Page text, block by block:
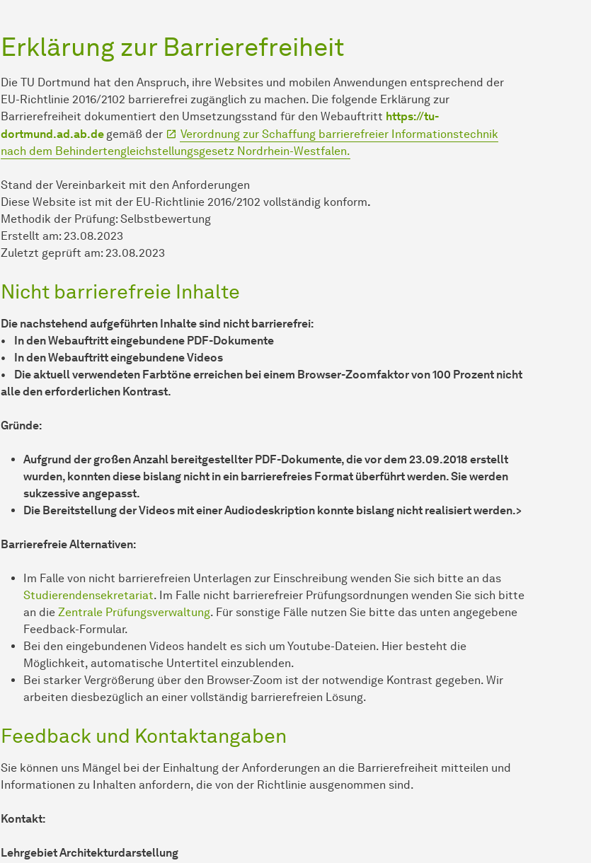
Erklärung zur Barrierefreiheit
Die TU Dortmund hat den Anspruch, ihre Websites und mobilen Anwendungen entsprechend der
EU-Richtlinie 2016/2102 barrierefrei zugänglich zu machen. Die folgende Erklärung zur
Barrierefreiheit dokumentiert den Umsetzungsstand für den Webauftritt https://tu-
dortmund.ad.ab.de gemäß der
Verordnung zur Schaffung barrierefreier Informationstechnik
nach dem Behindertengleichstellungsgesetz Nordrhein-Westfalen.
Stand der Vereinbarkeit mit den Anforderungen
Diese Website ist mit der EU-Richtlinie 2016/2102 vollständig konform.
Methodik der Prüfung: Selbstbewertung
Erstellt am: 23.08.2023
Zuletzt geprüft am: 23.08.2023
Nicht barrierefreie Inhalte
Die nachstehend aufgeführten Inhalte sind nicht barrierefrei:
• In den Webauftritt eingebundene PDF-Dokumente
• In den Webauftritt eingebundene Videos
• Die aktuell verwendeten Farbtöne erreichen bei einem Browser-Zoomfaktor von 100 Prozent nicht
alle den erforderlichen Kontrast.
Gründe:
Aufgrund der großen Anzahl bereitgestellter PDF-Dokumente, die vor dem 23.09.2018 erstellt
wurden, konnten diese bislang nicht in ein barrierefreies Format überführt werden. Sie werden
sukzessive angepasst.
Die Bereitstellung der Videos mit einer Audiodeskription konnte bislang nicht realisiert werden.>
Barrierefreie Alternativen:
Im Falle von nicht barrierefreien Unterlagen zur Einschreibung wenden Sie sich bitte an das
Studierendensekretariat. Im Falle nicht barrierefreier Prüfungsordnungen wenden Sie sich bitte
an die Zentrale Prüfungsverwaltung. Für sonstige Fälle nutzen Sie bitte das unten angegebene
Feedback-Formular.
Bei den eingebundenen Videos handelt es sich um Youtube-Dateien. Hier besteht die
Möglichkeit, automatische Untertitel einzublenden.
Bei starker Vergrößerung über den Browser-Zoom ist der notwendige Kontrast gegeben. Wir
arbeiten diesbezüglich an einer vollständig barrierefreien Lösung.
Feedback und Kontaktangaben
Sie können uns Mängel bei der Einhaltung der Anforderungen an die Barrierefreiheit mitteilen und
Informationen zu Inhalten anfordern, die von der Richtlinie ausgenommen sind.
Kontakt:
Lehrgebiet Architekturdarstellung